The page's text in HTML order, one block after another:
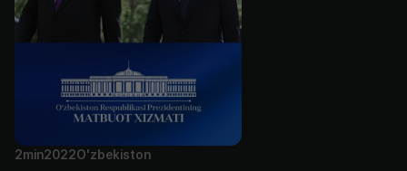
2min2022O'zbekiston